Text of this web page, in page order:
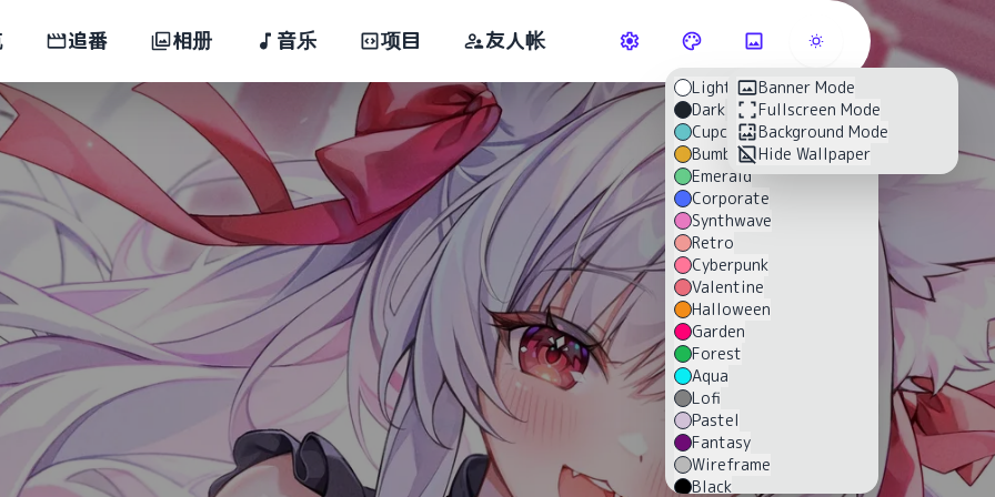
追番 相册 音乐 项目 友人帐
Light
Dark
Cupcake
Bumblebee
Emerald
Corporate
Synthwave
Retro
Cyberpunk
Valentine
Halloween
Garden
Forest
Aqua
Lofi
Pastel
Fantasy
Wireframe
Black
Banner Mode
Fullscreen Mode
Background Mode
Hide Wallpaper